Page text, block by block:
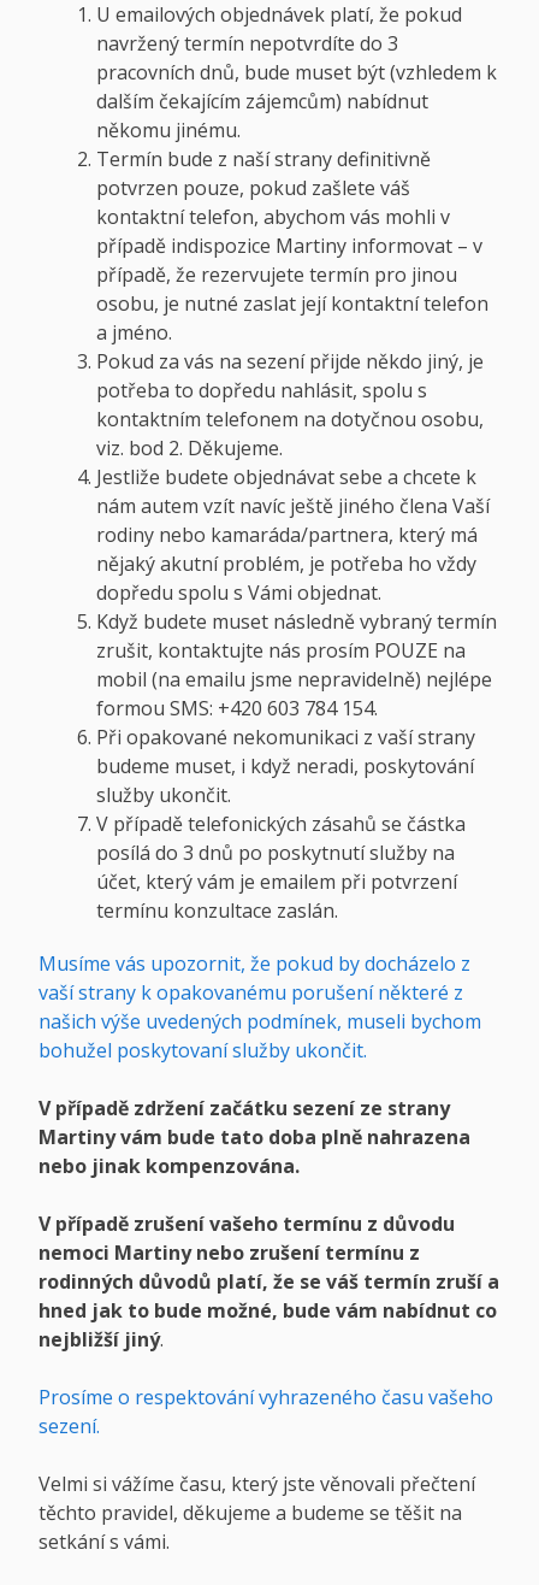
U emailových objednávek platí, že pokud
navržený termín nepotvrdíte do 3
pracovních dnů, bude muset být (vzhledem k
dalším čekajícím zájemcům) nabídnut
někomu jinému.
Termín bude z naší strany definitivně
potvrzen pouze, pokud zašlete váš
kontaktní telefon, abychom vás mohli v
případě indispozice Martiny informovat – v
případě, že rezervujete termín pro jinou
osobu, je nutné zaslat její kontaktní telefon
a jméno.
Pokud za vás na sezení přijde někdo jiný, je
potřeba to dopředu nahlásit, spolu s
kontaktním telefonem na dotyčnou osobu,
viz. bod 2. Děkujeme.
Jestliže budete objednávat sebe a chcete k
nám autem vzít navíc ještě jiného člena Vaší
rodiny nebo kamaráda/partnera, který má
nějaký akutní problém, je potřeba ho vždy
dopředu spolu s Vámi objednat.
Když budete muset následně vybraný termín
zrušit, kontaktujte nás prosím POUZE na
mobil (na emailu jsme nepravidelně) nejlépe
formou SMS: +420 603 784 154.
Při opakované nekomunikaci z vaší strany
budeme muset, i když neradi, poskytování
služby ukončit.
V případě telefonických zásahů se částka
posílá do 3 dnů po poskytnutí služby na
účet, který vám je emailem při potvrzení
termínu konzultace zaslán.
Musíme vás upozornit, že pokud by docházelo z
vaší strany k opakovanému porušení některé z
našich výše uvedených podmínek, museli bychom
bohužel poskytovaní služby ukončit.
V případě zdržení začátku sezení ze strany
Martiny vám bude tato doba plně nahrazena
nebo jinak kompenzována.
V případě zrušení vašeho termínu z důvodu
nemoci Martiny nebo zrušení termínu z
rodinných důvodů platí, že se váš termín zruší a
hned jak to bude možné, bude vám nabídnut co
nejbližší jiný.
Prosíme o respektování vyhrazeného času vašeho
sezení.
Velmi si vážíme času, který jste věnovali přečtení
těchto pravidel, děkujeme a budeme se těšit na
setkání s vámi.